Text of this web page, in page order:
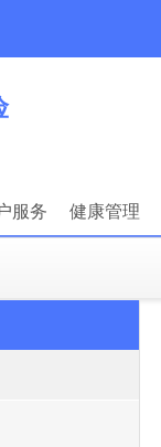
服务 健康管理